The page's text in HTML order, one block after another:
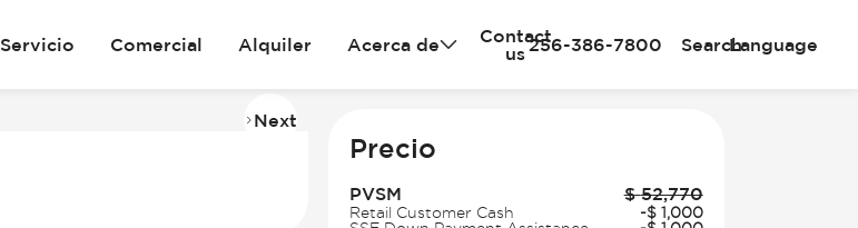
Servicio Comercial Alquiler Acerca de
Contact
us256-386-7800 SearchLanguage
Image
Next
Precio
PVSM $ 52,770
Retail Customer Cash -$ 1,000